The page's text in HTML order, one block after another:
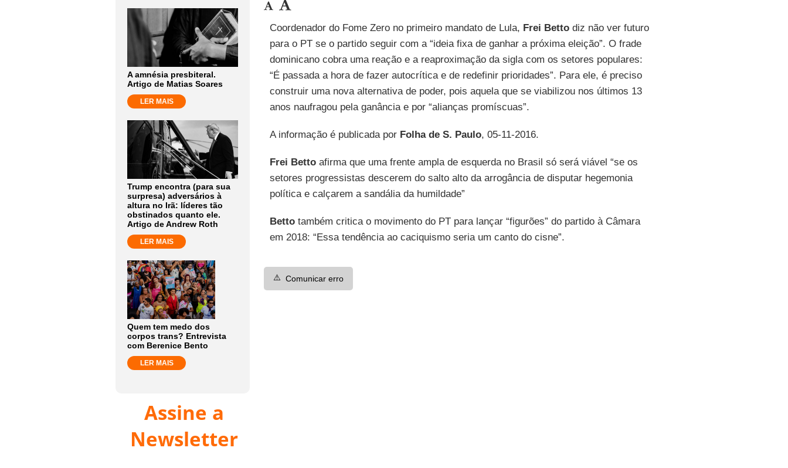
A amnésia presbiteral.
Artigo de Matias Soares
LER MAIS
Trump encontra (para sua
surpresa) adversários à
altura no Irã: líderes tão
obstinados quanto ele.
Artigo de Andrew Roth
LER MAIS
Quem tem medo dos
corpos trans? Entrevista
com Berenice Bento
LER MAIS
Assine a
Newsletter
Coordenador do Fome Zero no primeiro mandato de Lula, Frei Bettodiz não ver futuro
para o PT se o partido seguir com a “ideia fixa de ganhar a próxima eleição”. O frade
dominicano cobra uma reação e a reaproximação da sigla com os setores populares:
“É passada a hora de fazer autocrítica e de redefinir prioridades”. Para ele, é preciso
construir uma nova alternativa de poder, pois aquela que se viabilizou nos últimos 13
anos naufragou pela ganância e por “alianças promíscuas”.
A informação é publicada por Folha de S. Paulo, 05-11-2016.
Frei Bettoafirma que uma frente ampla de esquerda no Brasil só será viável “se os
setores progressistas descerem do salto alto da arrogância de disputar hegemonia
política e calçarem a sandália da humildade”
Bettotambém critica o movimento do PT para lançar “figurões” do partido à Câmara
em 2018: “Essa tendência ao caciquismo seria um canto do cisne”.
⚠️ Comunicar erro